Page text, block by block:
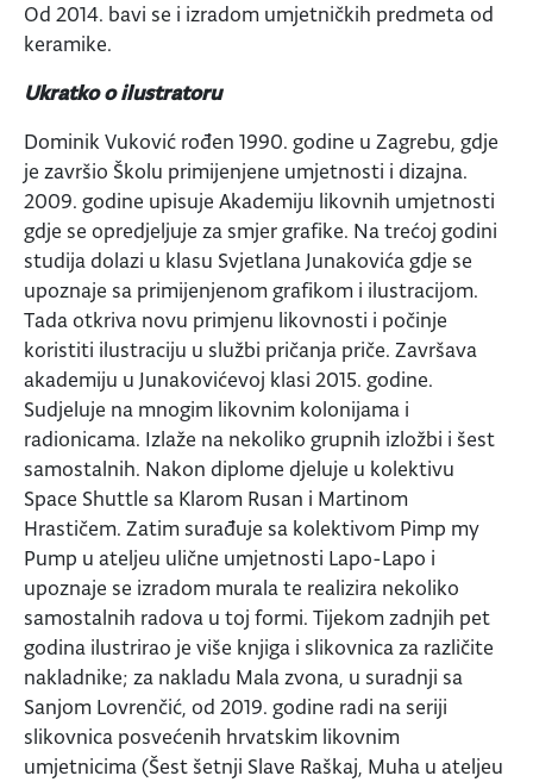
Od 2014. bavi se i izradom umjetničkih predmeta od
keramike.
Ukratko o ilustratoru
Dominik Vuković rođen 1990. godine u Zagrebu, gdje
je završio Školu primijenjene umjetnosti i dizajna.
2009. godine upisuje Akademiju likovnih umjetnosti
gdje se opredjeljuje za smjer grafike. Na trećoj godini
studija dolazi u klasu Svjetlana Junakovića gdje se
upoznaje sa primijenjenom grafikom i ilustracijom.
Tada otkriva novu primjenu likovnosti i počinje
koristiti ilustraciju u službi pričanja priče. Završava
akademiju u Junakovićevoj klasi 2015. godine.
Sudjeluje na mnogim likovnim kolonijama i
radionicama. Izlaže na nekoliko grupnih izložbi i šest
samostalnih. Nakon diplome djeluje u kolektivu
Space Shuttle sa Klarom Rusan i Martinom
Hrastičem. Zatim surađuje sa kolektivom Pimp my
Pump u ateljeu ulične umjetnosti Lapo-Lapo i
upoznaje se izradom murala te realizira nekoliko
samostalnih radova u toj formi. Tijekom zadnjih pet
godina ilustrirao je više knjiga i slikovnica za različite
nakladnike; za nakladu Mala zvona, u suradnji sa
Sanjom Lovrenčić, od 2019. godine radi na seriji
slikovnica posvećenih hrvatskim likovnim
umjetnicima (Šest šetnji Slave Raškaj, Muha u ateljeu